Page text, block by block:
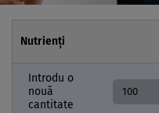
Nutrienți
Introdu o
nouă
cantitate